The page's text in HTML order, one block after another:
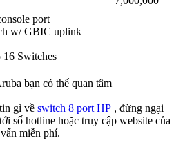
port
w/ GBIC uplink
16 Switches
bạn có thể quan tâm
gì về switch 8 port HP , đừng ngại
số hotline hoặc truy cập website của
miễn phí.